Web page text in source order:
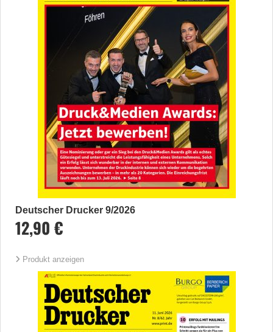
Deutscher Drucker 9/2026
12,90 €
Produkt anzeigen